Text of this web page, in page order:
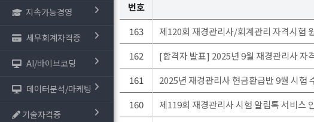
지속가능경영
세무회계자격증
AI/바이브코딩
데이터분석/마케팅
기술자격증
번호
163
제120회 재경관리사/회계관리 자격시험
162
[합격자 발표] 2025년 9월 재경관리사 자
161
2025년 재경관리사 현금환급반 9월 시험
160
제119회 재경관리사 시험 알림톡 서비스